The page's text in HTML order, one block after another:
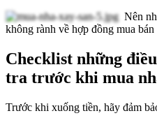
Nên
không rành về hợp đồng mua
Checklist những
tra trước khi mua
Trước khi xuống tiền, hãy đảm